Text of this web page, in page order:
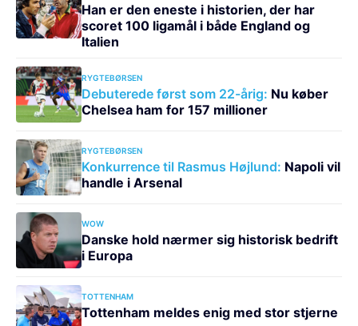
Han er den eneste i historien, der har
scoret 100 ligamål i både England og
Italien
RYGTEBØRSEN
Debuterede først som 22-årig: Nu køber
Chelsea ham for 157 millioner
RYGTEBØRSEN
Konkurrence til Rasmus Højlund: Napoli vil
handle i Arsenal
WOW
Danske hold nærmer sig historisk bedrift
i Europa
TOTTENHAM
Tottenham meldes enig med stor stjerne